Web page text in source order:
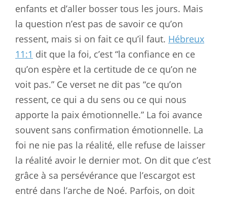
enfants et d’aller bosser tous les jours. Mais
la question n’est pas de savoir ce qu’on
ressent, mais si on fait ce qu’il faut. Hébreux
11:1 dit que la foi, c’est “la confiance en ce
qu’on espère et la certitude de ce qu’on ne
voit pas.” Ce verset ne dit pas “ce qu’on
ressent, ce qui a du sens ou ce qui nous
apporte la paix émotionnelle.” La foi avance
souvent sans confirmation émotionnelle. La
foi ne nie pas la réalité, elle refuse de laisser
la réalité avoir le dernier mot. On dit que c’est
grâce à sa persévérance que l’escargot est
entré dans l’arche de Noé. Parfois, on doit